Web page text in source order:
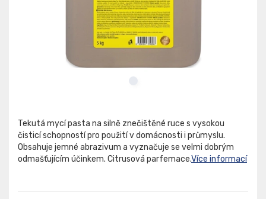
Tekutá mycí pasta na silně znečištěné ruce s vysokou
čisticí schopností pro použití v domácnosti i průmyslu.
Obsahuje jemné abrazivum a vyznačuje se velmi dobrým
odmašťujícím účinkem. Citrusová parfemace.Více informací